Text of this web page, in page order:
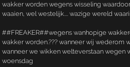
wakker worden wegens wisseling
waaien, wel westelijk.... wazige wereld
##FREAKER##wegens wanhopige
wakker worden.??? wanneer wij wederom
wanneer we wikken welteverstaan wegen
woensdag